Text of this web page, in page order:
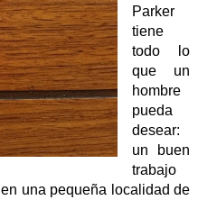
Parker
tiene
todo lo
que un
hombre
pueda
desear:
un buen
trabajo
una pequeña localidad de